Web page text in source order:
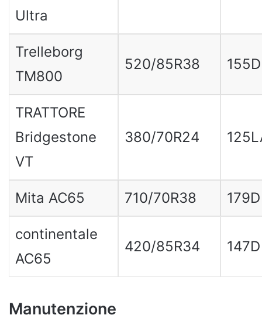
Ultra
Trelleborg
TM800
520/85R38 155D
TRATTORE
Bridgestone
VT
380/70R24
Mita AC65 710/70R38 179D
continentale
AC65
420/85R34 147D
Manutenzione